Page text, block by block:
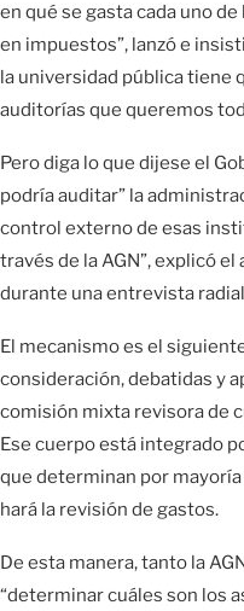
en qué se gasta cada uno
en impuestos”, lanzó e
la universidad pública tiene
auditorías que queremos
Pero diga lo que dijese el
podría auditar” la
control externo de esas
través de la AGN”, explicó
durante una entrevista
El mecanismo es el
consideración, debatidas y
comisión mixta revisora de
Ese cuerpo está integrado
que determinan por
hará la revisión de gastos.
De esta manera, tanto la
“determinar cuáles son los